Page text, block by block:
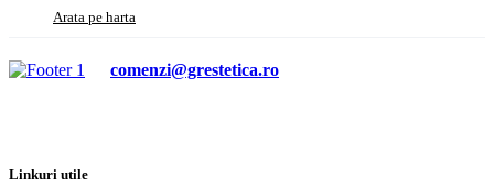
Arata pe harta
comenzi@grestetica.ro
Linkuri utile